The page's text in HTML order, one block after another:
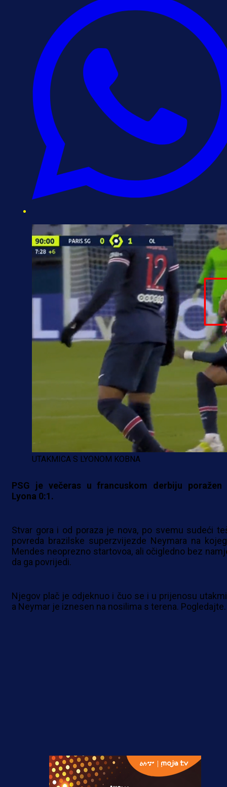
UTAKMICA S LYONOM KOBNA
PSG je večeras u francuskom derbiju poražen
Lyona 0:1.
Stvar gora i od poraza je nova, po svemu sudeći
povreda brazilske superzvijezde Neymara na
Mendes neoprezno startovoa, ali očigledno bez
da ga povrijedi.
Njegov plač je odjeknuo i čuo se i u prijenosu
a Neymar je iznesen na nosilima s terena. Pogledajte.